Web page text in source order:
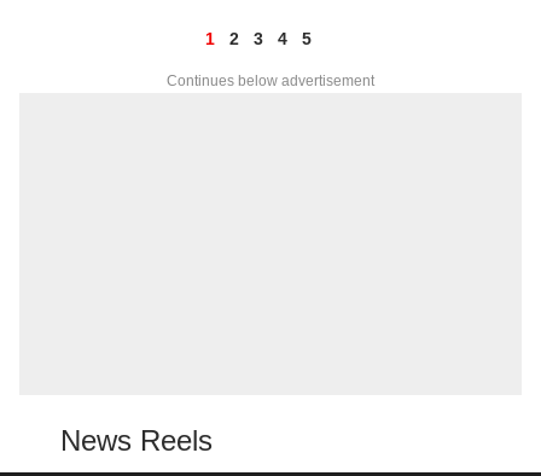
1 2 3 4 5
Continues below advertisement
News Reels